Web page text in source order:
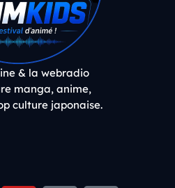
& la webradio
manga, anime,
culture japonaise.